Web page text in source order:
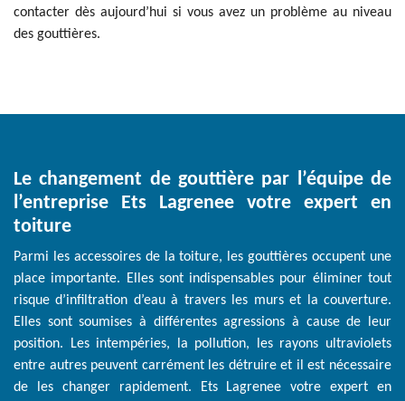
contacter dès aujourd’hui si vous avez un problème au niveau
des gouttières.
Le changement de gouttière par l’équipe de
l’entreprise Ets Lagrenee votre expert en
toiture
Parmi les accessoires de la toiture, les gouttières occupent une
place importante. Elles sont indispensables pour éliminer tout
risque d’infiltration d’eau à travers les murs et la couverture.
Elles sont soumises à différentes agressions à cause de leur
position. Les intempéries, la pollution, les rayons ultraviolets
entre autres peuvent carrément les détruire et il est nécessaire
de les changer rapidement. Ets Lagrenee votre expert en